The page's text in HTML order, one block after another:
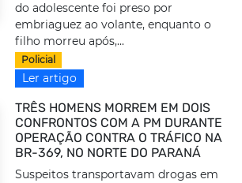
do adolescente foi preso por
embriaguez ao volante, enquanto o
filho morreu após,...
Policial
Ler artigo
TRÊS HOMENS MORREM EM DOIS
CONFRONTOS COM A PM DURANTE
OPERAÇÃO CONTRA O TRÁFICO NA
BR-369, NO NORTE DO PARANÁ
Suspeitos transportavam drogas em